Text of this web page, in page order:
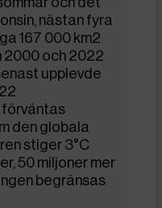
nästan fyra
167 000 km2
2000 och 2022
upplevde
förväntas
den globala
stiger 3°C
50 miljoner mer
begränsas